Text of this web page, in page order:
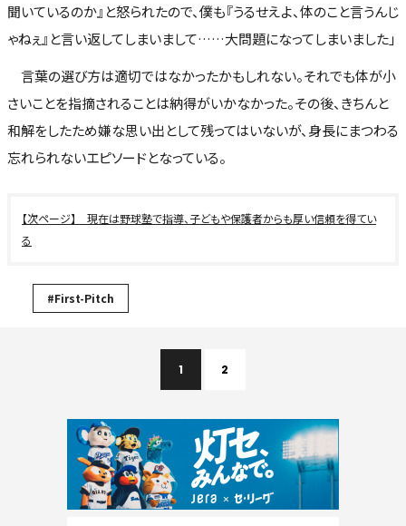
聞いているのか』と怒られたので、僕も『うるせえよ、体のこと言うんじ
ゃねぇ』と言い返してしまいまして……大問題になってしまいました」
言葉の選び方は適切ではなかったかもしれない。それでも体が小
さいことを指摘されることは納得がいかなかった。その後、きちんと
和解をしたため嫌な思い出として残ってはいないが、身長にまつわる
忘れられないエピソードとなっている。
現在は野球塾で指導、子どもや保護者からも厚い信頼を得てい
る
#First-Pitch
1 2